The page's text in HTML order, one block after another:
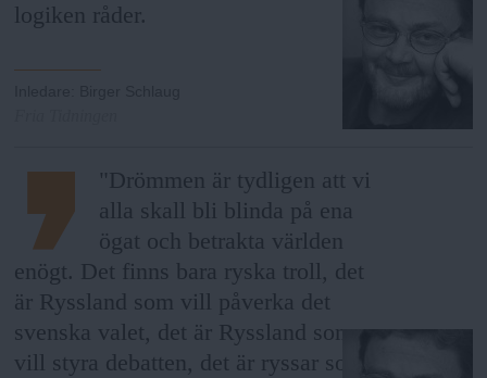
logiken råder.
"Drömmen är tydligen att vi
alla skall bli blinda på ena
ögat och betrakta världen
enögt. Det finns bara ryska troll, det
är Ryssland som vill påverka det
svenska valet, det är Ryssland som
vill styra debatten, det är ryssar som